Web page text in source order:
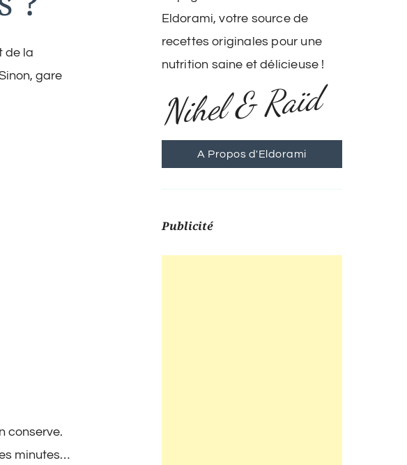
de la
gare
conserve.
minutes…
Eldorami, votre source de
recettes originales pour une
nutrition saine et délicieuse !
Nihel & Raïd
A Propos d'Eldorami
Publicité